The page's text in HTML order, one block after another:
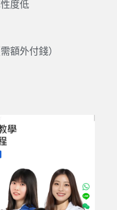
度低
額外付錢）